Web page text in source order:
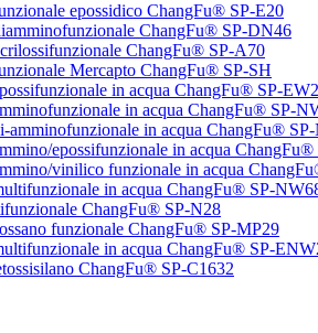
epossidico ChangFu® SP-E20
ChangFu® SP-DN46
ChangFu® SP-A70
Mercapto ChangFu® SP-SH
in acqua ChangFu® SP-
in acqua ChangFu® SP-
amminofunzionale in acqua ChangFu®
epossifunzionale in acqua
vinilico funzionale in acqua
in acqua ChangFu® SP-
ChangFu® SP-N28
funzionale ChangFu® SP-MP29
in acqua ChangFu® SP-
ChangFu® SP-C1632